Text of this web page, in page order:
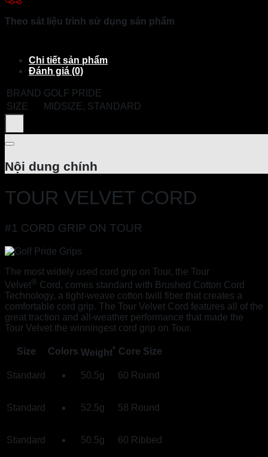
Theo sát liệu trình sử dụng sản phẩm
Chi tiết sản phẩm
Đánh giá (0)
BRAND GOLF PRIDE
SIZE
MIDSIZE, STANDARD
Nội dung chính
TOUR VELVET CORD
#1 CORD GRIP ON TOUR
The most widely used cord grip on Tour, the Tour
Velvet® Cord, comes standard with Brushed Cotton Cord
Technology, a tight-weave cotton twill fiber that creates a
comfortable cord grip. The Tour Velvet Cord features all of the
great traction and all-weather performance that made the
Tour Velvet the winningest cord grip on Tour.
Size Colors Weight* Core Size
Standard 50.5g 60 Round
Standard 52.5g 58 Round
Standard 50.5g 60 Ribbed